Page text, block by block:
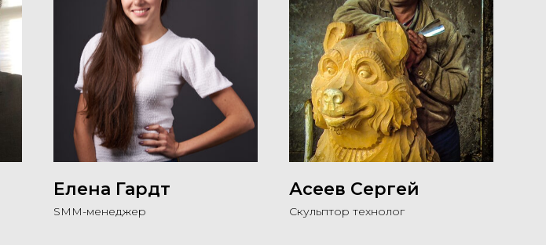
Елена Гардт
SMM-менеджер
Асеев Сергей
Скульптор технолог